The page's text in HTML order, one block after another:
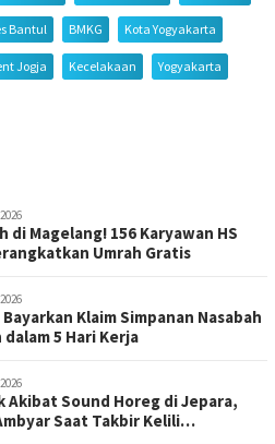
Bantul BMKG Kota Yogyakarta
Jogja Kecelakaan Yogyakarta
di Magelang! 156 Karyawan HS
Umrah Gratis
Klaim Simpanan Nasabah
5 Hari Kerja
Akibat Sound Horeg di Jepara,
Saat Takbir Kelili…